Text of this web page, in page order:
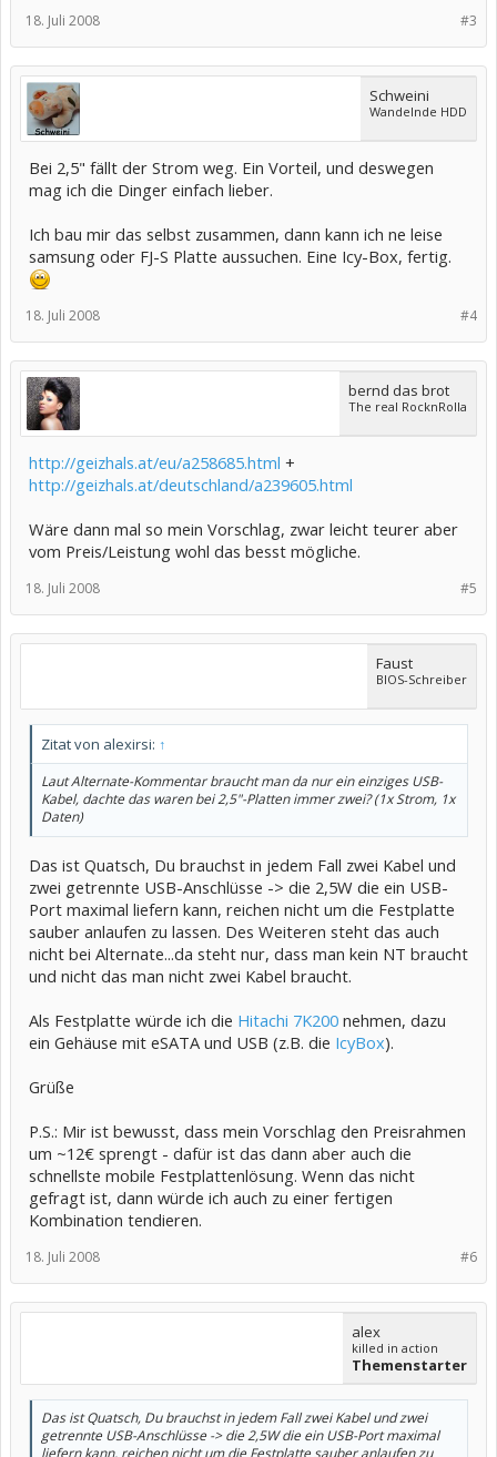
#3
18. Juli 2008
Schweini
Wandelnde HDD
Bei 2,5" fällt der Strom weg. Ein Vorteil, und deswegen
mag ich die Dinger einfach lieber.
Ich bau mir das selbst zusammen, dann kann ich ne leise
samsung oder FJ-S Platte aussuchen. Eine Icy-Box, fertig.
#4
18. Juli 2008
bernd das brot
The real RocknRolla
http://geizhals.at/eu/a258685.html +
http://geizhals.at/deutschland/a239605.html
Wäre dann mal so mein Vorschlag, zwar leicht teurer aber
vom Preis/Leistung wohl das besst mögliche.
#5
18. Juli 2008
Faust
BIOS-Schreiber
Zitat von alexirsi: ↑
Laut Alternate-Kommentar braucht man da nur ein einziges USB-
Kabel, dachte das waren bei 2,5"-Platten immer zwei? (1x Strom, 1x
Daten)
Das ist Quatsch, Du brauchst in jedem Fall zwei Kabel und
zwei getrennte USB-Anschlüsse -> die 2,5W die ein USB-
Port maximal liefern kann, reichen nicht um die Festplatte
sauber anlaufen zu lassen. Des Weiteren steht das auch
nicht bei Alternate...da steht nur, dass man kein NT braucht
und nicht das man nicht zwei Kabel braucht.
Als Festplatte würde ich die Hitachi 7K200 nehmen, dazu
ein Gehäuse mit eSATA und USB (z.B. die IcyBox).
Grüße
P.S.: Mir ist bewusst, dass mein Vorschlag den Preisrahmen
um ~12€ sprengt - dafür ist das dann aber auch die
schnellste mobile Festplattenlösung. Wenn das nicht
gefragt ist, dann würde ich auch zu einer fertigen
Kombination tendieren.
#6
18. Juli 2008
alex
killed in action
Themenstarter
Das ist Quatsch, Du brauchst in jedem Fall zwei Kabel und zwei
getrennte USB-Anschlüsse -> die 2,5W die ein USB-Port maximal
liefern kann, reichen nicht um die Festplatte sauber anlaufen zu